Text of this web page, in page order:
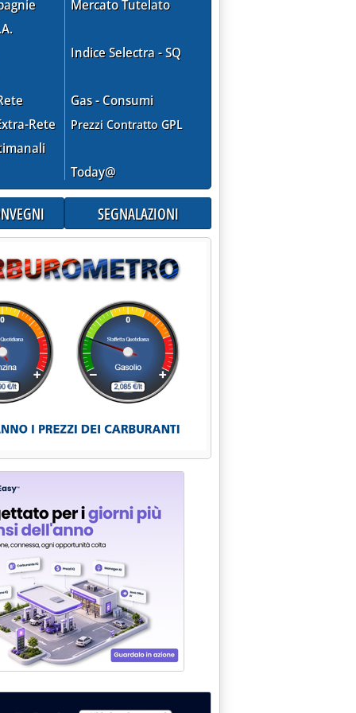
inevase '
Rete
Mercato Tutelato
Indice Selectra - SQ
Gas - Consumi
Prezzi Contratto GPL
Today@
SEGNALAZIONI